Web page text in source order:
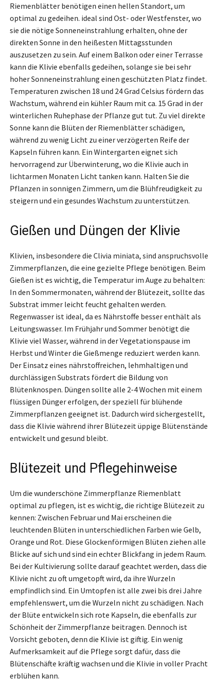
Riemenblätter benötigen einen hellen Standort, um
optimal zu gedeihen. ideal sind Ost- oder Westfenster, wo
sie die nötige Sonneneinstrahlung erhalten, ohne der
direkten Sonne in den heißesten Mittagsstunden
auszusetzen zu sein. Auf einem Balkon oder einer Terrasse
kann die Klivie ebenfalls gedeihen, solange sie bei sehr
hoher Sonneneinstrahlung einen geschützten Platz findet.
Temperaturen zwischen 18 und 24 Grad Celsius fördern das
Wachstum, während ein kühler Raum mit ca. 15 Grad in der
winterlichen Ruhephase der Pflanze gut tut. Zu viel direkte
Sonne kann die Blüten der Riemenblätter schädigen,
während zu wenig Licht zu einer verzögerten Reife der
Kapseln führen kann. Ein Wintergarten eignet sich
hervorragend zur Überwinterung, wo die Klivie auch in
lichtarmen Monaten Licht tanken kann. Halten Sie die
Pflanzen in sonnigen Zimmern, um die Blühfreudigkeit zu
steigern und ein gesundes Wachstum zu unterstützen.
Gießen und Düngen der Klivie
Klivien, insbesondere die Clivia miniata, sind anspruchsvolle
Zimmerpflanzen, die eine gezielte Pflege benötigen. Beim
Gießen ist es wichtig, die Temperatur im Auge zu behalten:
In den Sommermonaten, während der Blütezeit, sollte das
Substrat immer leicht feucht gehalten werden.
Regenwasser ist ideal, da es Nährstoffe besser enthält als
Leitungswasser. Im Frühjahr und Sommer benötigt die
Klivie viel Wasser, während in der Vegetationspause im
Herbst und Winter die Gießmenge reduziert werden kann.
Der Einsatz eines nährstoffreichen, lehmhaltigen und
durchlässigen Substrats fördert die Bildung von
Blütenknospen. Düngen sollte alle 2-4 Wochen mit einem
flüssigen Dünger erfolgen, der speziell für blühende
Zimmerpflanzen geeignet ist. Dadurch wird sichergestellt,
dass die Klivie während ihrer Blütezeit üppige Blütenstände
entwickelt und gesund bleibt.
Blütezeit und Pflegehinweise
Um die wunderschöne Zimmerpflanze Riemenblatt
optimal zu pflegen, ist es wichtig, die richtige Blütezeit zu
kennen: Zwischen Februar und Mai erscheinen die
leuchtenden Blüten in unterschiedlichen Farben wie Gelb,
Orange und Rot. Diese Glockenförmigen Blüten ziehen alle
Blicke auf sich und sind ein echter Blickfang in jedem Raum.
Bei der Kultivierung sollte darauf geachtet werden, dass die
Klivie nicht zu oft umgetopft wird, da ihre Wurzeln
empfindlich sind. Ein Umtopfen ist alle zwei bis drei Jahre
empfehlenswert, um die Wurzeln nicht zu schädigen. Nach
der Blüte entwickeln sich rote Kapseln, die ebenfalls zur
Schönheit der Zimmerpflanze beitragen. Dennoch ist
Vorsicht geboten, denn die Klivie ist giftig. Ein wenig
Aufmerksamkeit auf die Pflege sorgt dafür, dass die
Blütenschäfte kräftig wachsen und die Klivie in voller Pracht
erblühen kann.